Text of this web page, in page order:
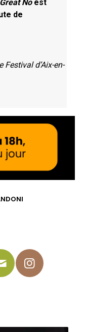
Noest
de
Festival d’Aix-en-